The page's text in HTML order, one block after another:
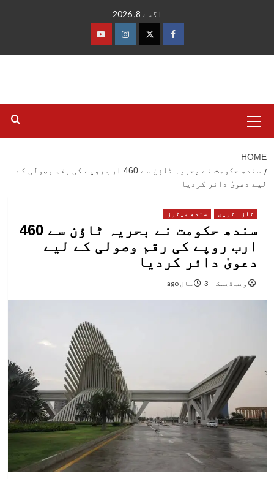
اگست 8, 2026
فیس
ٹوئٹرانسٹاگرام
یوٹیوب
Menu
HOME
سندھ حکومت نے بحریہ ٹاؤن سے 460 ارب روپے کی رقم وصولی کے
لیے دعویٰ دائر کردیا
تازہ ترین سندھ میٹرز
سندھ حکومت نے بحریہ ٹاؤن سے 460
ارب روپے کی رقم وصولی کے لیے
دعویٰ دائر کردیا
ویب ڈیسک 3 سال ago